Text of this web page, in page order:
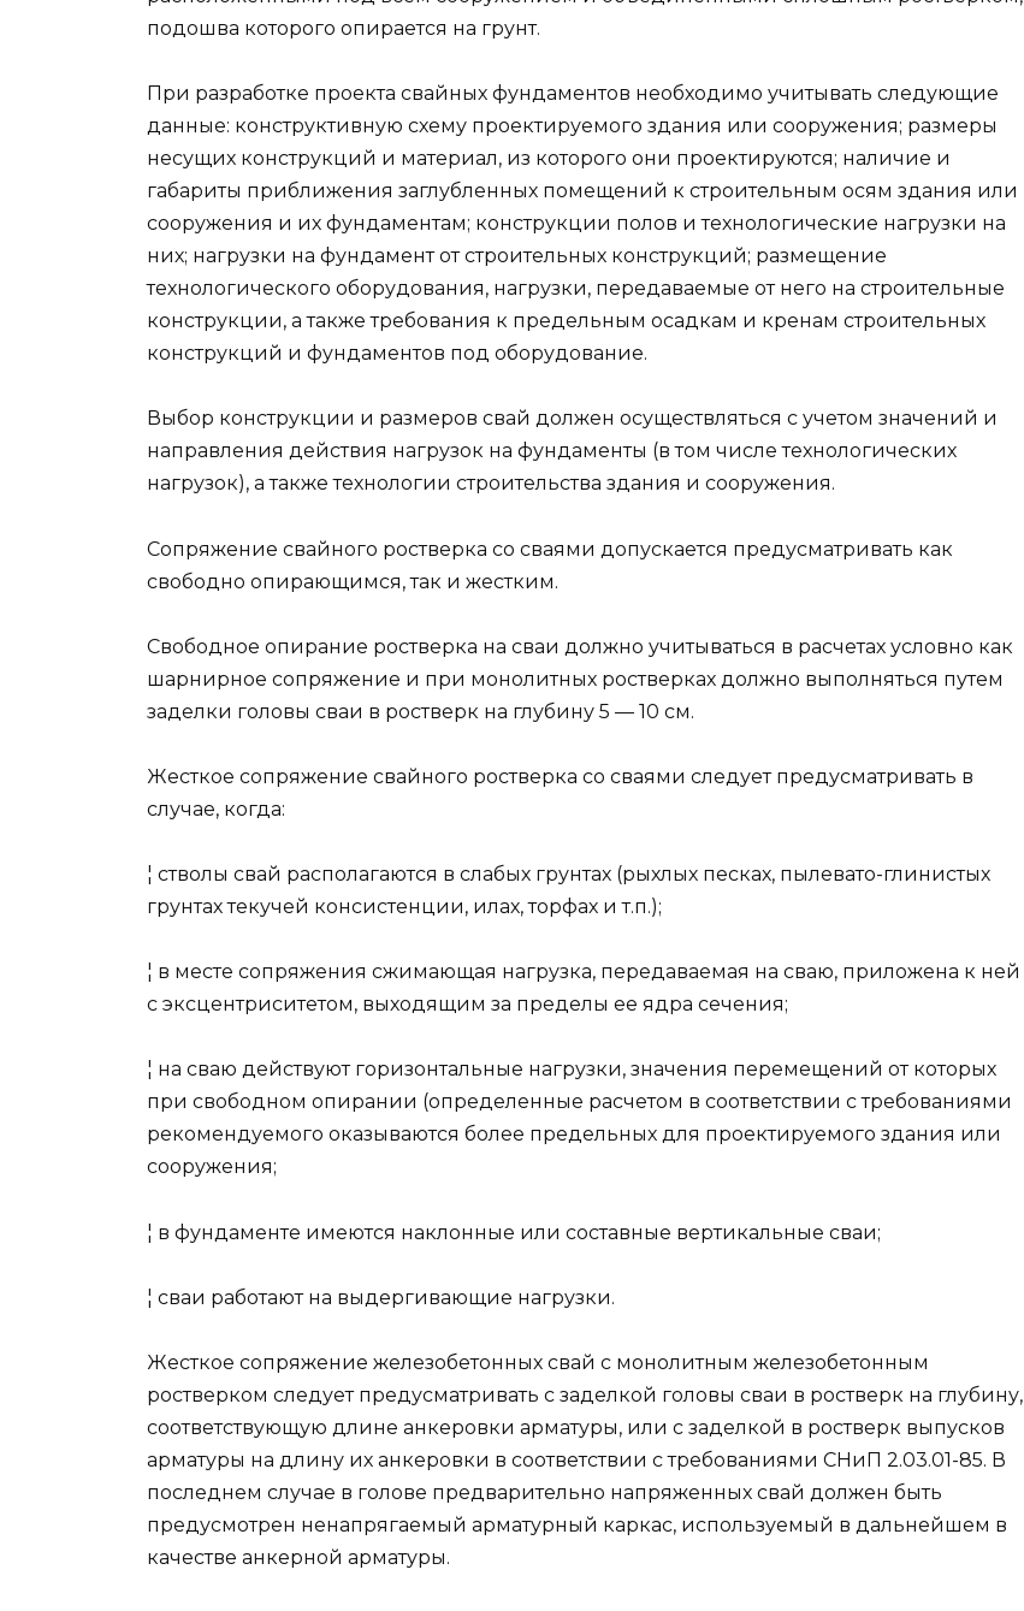
подошва которого опирается на грунт.
При разработке проекта свайных фундаментов необходимо учитывать следующие
данные: конструктивную схему проектируемого здания или сооружения; размеры
несущих конструкций и материал, из которого они проектируются; наличие и
габариты приближения заглубленных помещений к строительным осям здания или
сооружения и их фундаментам; конструкции полов и технологические нагрузки на
них; нагрузки на фундамент от строительных конструкций; размещение
технологического оборудования, нагрузки, передаваемые от него на строительные
конструкции, а также требования к предельным осадкам и кренам строительных
конструкций и фундаментов под оборудование.
Выбор конструкции и размеров свай должен осуществляться с учетом значений и
направления действия нагрузок на фундаменты (в том числе технологических
нагрузок), а также технологии строительства здания и сооружения.
Сопряжение свайного ростверка со сваями допускается предусматривать как
свободно опирающимся, так и жестким.
Свободное опирание ростверка на сваи должно учитываться в расчетах условно как
шарнирное сопряжение и при монолитных ростверках должно выполняться путем
заделки головы сваи в ростверк на глубину 5 — 10 см.
Жесткое сопряжение свайного ростверка со сваями следует предусматривать в
случае, когда:
¦ стволы свай располагаются в слабых грунтах (рыхлых песках, пылевато-глинистых
грунтах текучей консистенции, илах, торфах и т.п.);
¦ в месте сопряжения сжимающая нагрузка, передаваемая на сваю, приложена к ней
с эксцентриситетом, выходящим за пределы ее ядра сечения;
¦ на сваю действуют горизонтальные нагрузки, значения перемещений от которых
при свободном опирании (определенные расчетом в соответствии с требованиями
рекомендуемого оказываются более предельных для проектируемого здания или
сооружения;
¦ в фундаменте имеются наклонные или составные вертикальные сваи;
¦ сваи работают на выдергивающие нагрузки.
Жесткое сопряжение железобетонных свай с монолитным железобетонным
ростверком следует предусматривать с заделкой головы сваи в ростверк на глубину,
соответствующую длине анкеровки арматуры, или с заделкой в ростверк выпусков
арматуры на длину их анкеровки в соответствии с требованиями СНиП 2.03.01-85. В
последнем случае в голове предварительно напряженных свай должен быть
предусмотрен ненапрягаемый арматурный каркас, используемый в дальнейшем в
качестве анкерной арматуры.